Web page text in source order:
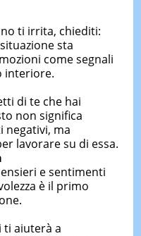
ti irrita, chiediti:
sta
come segnali
interiore.
di te che hai
non significa
negativi, ma
lavorare su di essa.
e sentimenti
è il primo
ti aiuterà a